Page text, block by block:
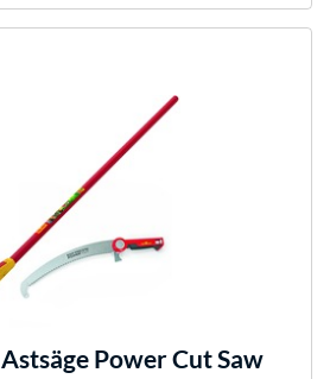
Astsäge Power Cut Saw